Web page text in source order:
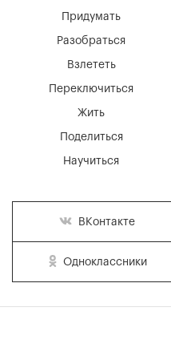
Придумать
Разобраться
Взлететь
Переключиться
Жить
Поделиться
Научиться
ВКонтакте
Одноклассники